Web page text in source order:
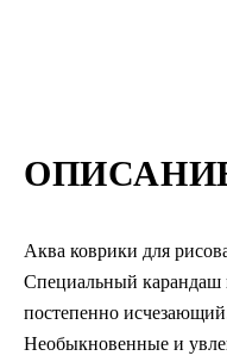
Аква коврики для
Специальный карандаш
постепенно
Необыкновенные и